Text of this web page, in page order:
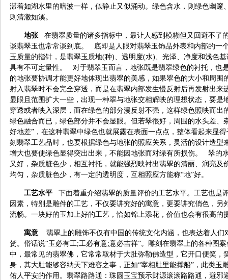
滞着如湖水里的暗波一样，似静止又似涌动。绿色含水，则绿色幽邃
则清澈如溪。
地张在翡翠质量的诸多指标中，最让人感到模糊但又回避不了
谈翡翠玉也常常谈到底。 底即是人眼对翡翠玉饰品外表和内部的一
玉质量的指针，是翡翠玉质地(种)、透明度(水)、光泽、净度和浅色
具有不可定量性。 对于翡翠玉而言，地张既是翡翠绿色的衬托，也
的地张要协调才能更好地体现出翡翠的美感，如果翠色的大小和周围
射入翡翠时不会完全穿透，而是在翡翠内部发生慢反射后再发射出来
显眼且范围扩大一些，出现一种翠与地张交相辉映的理想状态，要是
穿透或者映入深层，而在绿色的部分漫反射不强，这样绿色照映而出
绿色融合而已，绿色部分并不会显眼。但若翠很好，周围的水头差、
好地差”，在这种翡翠中绿色也就展露在表面一点点，整体看起来显
刻翡翠工艺品时，也要根据绿色与地张的照应关系，灵活的设计造型
增大也要使绿色显得突出出来，不能因地张而对绿有所损伤。 翠的
又好，杂质脏色少，相互衬托，就能强烈映衬出翡翠的清丽、润亮及
均匀，杂质脏色少，有一定的透明度，互相照应方能称“地”好。
工艺水平 下面着重介绍翡翠的质量评价的工艺水平。工艺也是
因素，特别是雕件的工艺，不仅要讲究好的寓意，更要讲究俏色，另
流畅。一块好的玉加上好的工艺，恰如锦上添花，价值也会有很高的
寓意 翡翠上的雕饰不仅有中国的传统文化内涵，也表达着人
贺。俗话说“玉必有工;工必有意;意必吉祥”。雕刻在翡翠上的各种图
中，最常见的翡翠佛，它常常取材于大肚弥勒佛造型，它开口便笑，
身，其大肚能够容纳天下难容之事，正如“宰相肚里能撑船”，此类玉
佑人平安的作用。翡翠路路通：珠圆玉宝预示财源滚滚路路通，避邪